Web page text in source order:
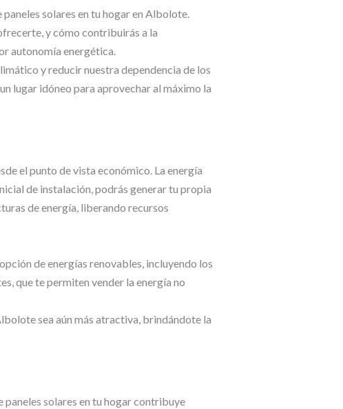
solares en tu hogar en Albolote.
y cómo contribuirás a la
autonomía energética.
y reducir nuestra dependencia de los
lugar idóneo para aprovechar al máximo la
el punto de vista económico. La energía
de instalación, podrás generar tu propia
de energía, liberando recursos
de energías renovables, incluyendo los
que te permiten vender la energía no
sea aún más atractiva, brindándote la
solares en tu hogar contribuye